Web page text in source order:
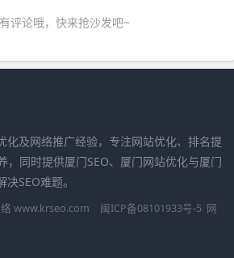
评论哦，快来抢沙发吧~
化及网络推广经验，专注网站优化、排名提
，同时提供厦门SEO、厦门网站优化与厦门
SEO难题。
www.krseo.com 闽ICP备08101933号-5 网